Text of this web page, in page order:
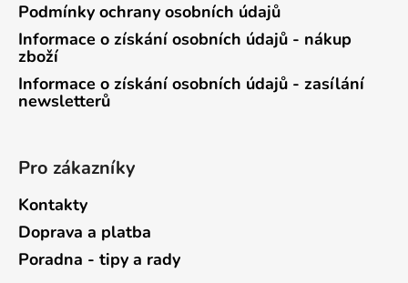
Podmínky ochrany osobních údajů
Informace o získání osobních údajů - nákup
zboží
Informace o získání osobních údajů - zasílání
newsletterů
Pro zákazníky
Kontakty
Doprava a platba
Poradna - tipy a rady